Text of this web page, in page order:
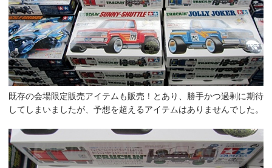
既存の会場限定販売アイテムも販売！とあり、勝手かつ過剰に期待
してしまいましたが、予想を超えるアイテムはありませんでした。